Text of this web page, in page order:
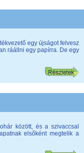
egy újságot felvesz
ráállni egy papírra. De egy
között, és a szivaccsal
elsőként megtelik a